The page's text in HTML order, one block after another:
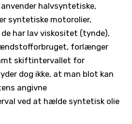
halvsyntetiske,
syntetiske motorolier,
har lav viskositet (tynde),
forlænger
skiftintervallet for
dog ikke, at man blot kan
angivne
ved at hælde syntetisk olie